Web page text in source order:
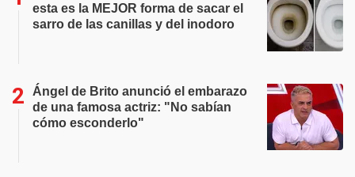
esta es la MEJOR forma de sacar el
sarro de las canillas y del inodoro
Ángel de Brito anunció el embarazo
de una famosa actriz: "No sabían
cómo esconderlo"